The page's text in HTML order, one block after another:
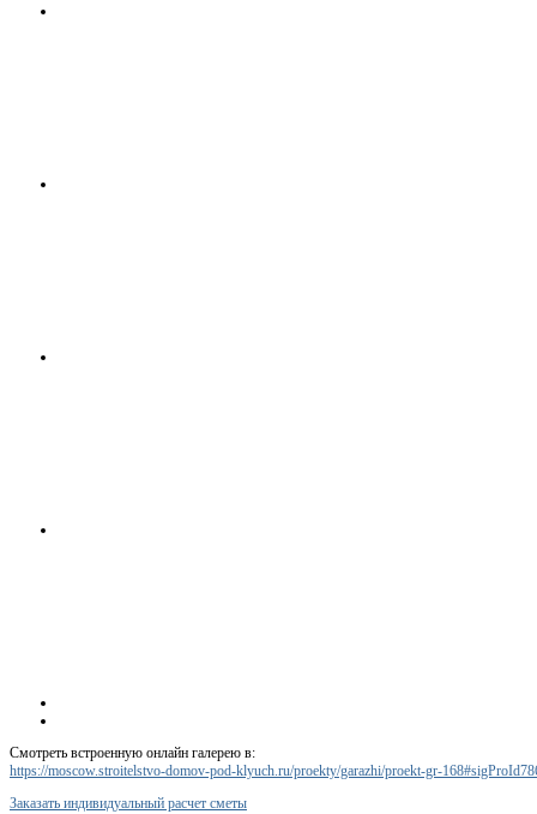
Смотреть встроенную онлайн галерею в:
https://moscow.stroitelstvo-domov-pod-klyuch.ru/proekty/garazhi/proekt-gr-
Заказать индивидуальный расчет сметы